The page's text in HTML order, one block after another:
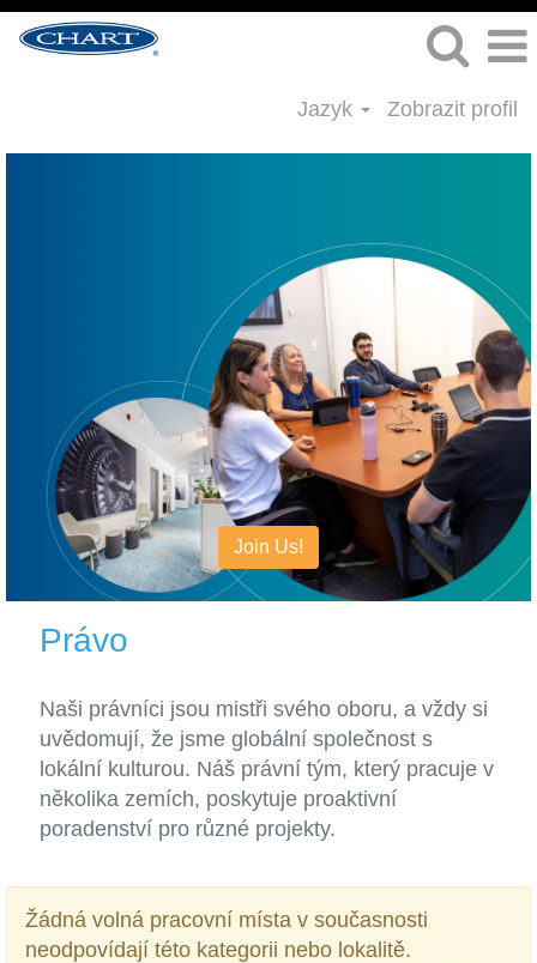
Jazyk Zobrazit profil
Join Us!
Právo
Naši právníci jsou mistři svého oboru, a vždy si
uvědomují, že jsme globální společnost s
lokální kulturou. Náš právní tým, který pracuje v
několika zemích, poskytuje proaktivní
poradenství pro různé projekty.
Žádná volná pracovní místa v současnosti
neodpovídají této kategorii nebo lokalitě.